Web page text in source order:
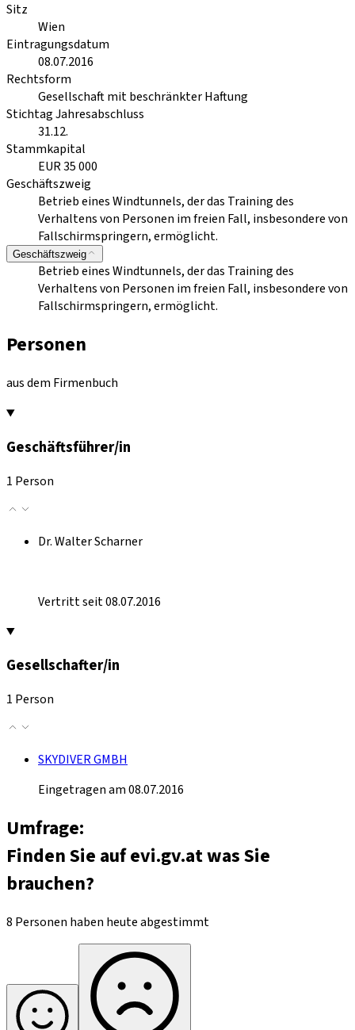
Sitz
Wien
Eintragungsdatum
08.07.2016
Rechtsform
Gesellschaft mit beschränkter Haftung
Stichtag Jahresabschluss
31.12.
Stammkapital
EUR 35 000
Geschäftszweig
Betrieb eines Windtunnels, der das Training des
Verhaltens von Personen im freien Fall, insbesondere von
Fallschirmspringern, ermöglicht.
Geschäftszweig
Betrieb eines Windtunnels, der das Training des
Verhaltens von Personen im freien Fall, insbesondere von
Fallschirmspringern, ermöglicht.
Personen
aus dem Firmenbuch
Geschäftsführer/in
1 Person
Dr. Walter Scharner
Vertritt seit 08.07.2016
Gesellschafter/in
1 Person
SKYDIVER GMBH
Eingetragen am 08.07.2016
Umfrage:
Finden Sie auf evi.gv.at was Sie
brauchen?
8 Personen haben heute abgestimmt